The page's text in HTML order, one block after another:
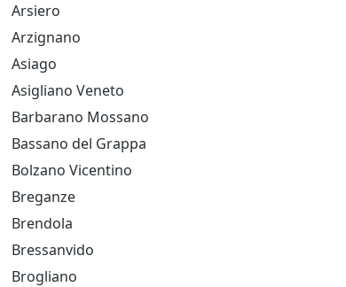
Arsiero
Arzignano
Asiago
Asigliano Veneto
Barbarano Mossano
Bassano del Grappa
Bolzano Vicentino
Breganze
Brendola
Bressanvido
Brogliano